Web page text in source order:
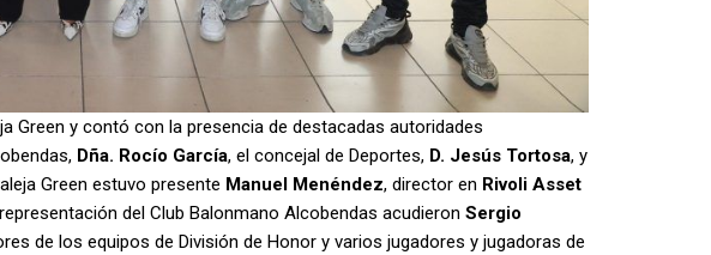
Green y contó con la presencia de destacadas autoridades
Dña. Rocío García, el concejal de Deportes, D. Jesús Tortosa, y
Green estuvo presente Manuel Menéndez, director en Rivoli Asset
del Club Balonmano Alcobendas acudieron Sergio
de los equipos de División de Honor y varios jugadores y jugadoras de